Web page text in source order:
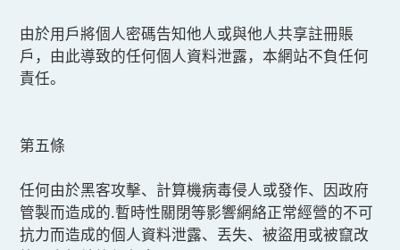
由於用戶將個人密碼告知他人或與他人共享註冊賬
戶，由此導致的任何個人資料泄露，本網站不負任何
責任。
第五條
任何由於黑客攻擊、計算機病毒侵人或發作、因政府
管製而造成的.暫時性關閉等影響網絡正常經營的不可
抗力而造成的個人資料泄露、丟失、被盜用或被竄改